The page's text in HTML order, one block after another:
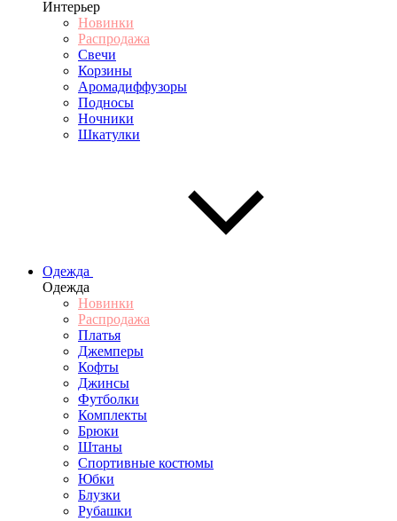
Интерьер
Новинки
Распродажа
Свечи
Корзины
Аромадиффузоры
Подносы
Ночники
Шкатулки
Одежда
Одежда
Новинки
Распродажа
Платья
Джемперы
Кофты
Джинсы
Футболки
Комплекты
Брюки
Штаны
Спортивные костюмы
Юбки
Блузки
Рубашки